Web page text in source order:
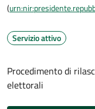
(
Servizio attivo
Procedimento di
elettorali